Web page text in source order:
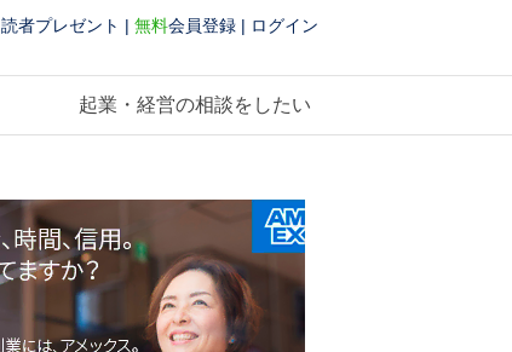
読者プレゼント | 無料会員登録 | ログイン
起業・経営の相談をしたい